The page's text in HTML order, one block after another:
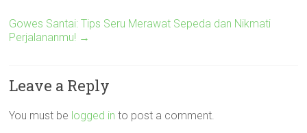
Gowes Santai: Tips Seru Merawat Sepeda dan Nikmati
Perjalananmu! →
Leave a Reply
You must be logged in to post a comment.